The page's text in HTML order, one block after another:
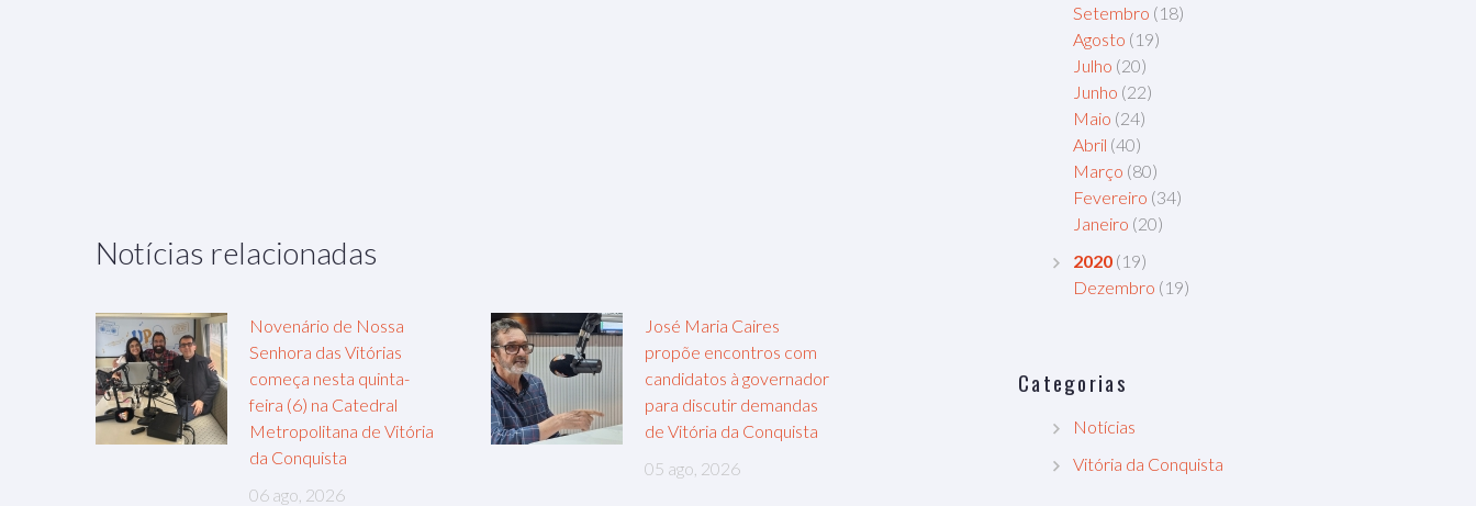
Notícias relacionadas
Novenário de Nossa
Senhora das Vitórias
começa nesta quinta-
feira (6) na Catedral
Metropolitana de Vitória
da Conquista
06 ago, 2026
José Maria Caires
propõe encontros com
candidatos à governador
para discutir demandas
de Vitória da Conquista
05 ago, 2026
Setembro (18)
Agosto (19)
Julho (20)
Junho (22)
Maio (24)
Abril (40)
Março (80)
Fevereiro (34)
Janeiro (20)
2020 (19)
Dezembro (19)
Categorias
Notícias
Vitória da Conquista